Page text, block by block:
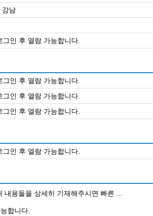
강남
그인 후 열람 가능합니다.
그인 후 열람 가능합니다.
그인 후 열람 가능합니다.
그인 후 열람 가능합니다.
그인 후 열람 가능합니다.
내용들을 상세히 기재해주시면 빠른 ...
합니다.